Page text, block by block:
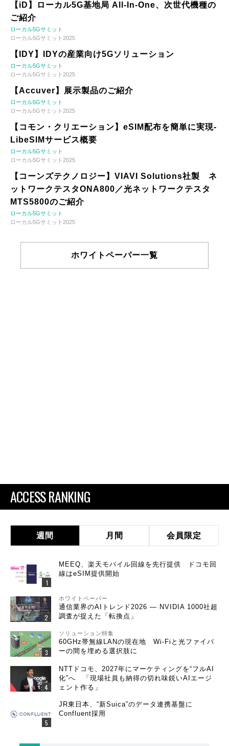
【iD】ローカル5G基地局 All-In-One、次世代機種の
ご紹介
ローカル5Gサミット
ローカル5Gサミット2025
【IDY】IDYの産業向け5Gソリューション
ローカル5Gサミット
ローカル5Gサミット2025
【Accuver】展示製品のご紹介
ローカル5Gサミット
ローカル5Gサミット2025
【コモン・クリエーション】eSIM配布を簡単に実現-
LibeSIMサービス概要
ローカル5Gサミット
ローカル5Gサミット2025
【コーンズテクノロジー】VIAVI Solutions社製 ネ
ットワークテスタONA800／光ネットワークテスタ
MTS5800のご紹介
ローカル5Gサミット
ローカル5Gサミット2025
ホワイトペーパー一覧
ACCESS RANKING
週間 月間 会員限定
MEEQ、楽天モバイル回線を先行提供 ドコモ回
線はeSIM提供開始
ホワイトペーパー
通信業界のAIトレンド2026 ― NVIDIA 1000社超
調査が捉えた「転換点」
ソリューション特集
60GHz帯無線LANの現在地 Wi-Fiと光ファイバ
ーの間を埋める選択肢に
NTTドコモ、2027年にマーケティングを“フルAI
化”へ 「現場社員も納得の切れ味鋭いAIエージ
ェント作る」
JR東日本、“新Suica”のデータ連携基盤に
Confluent採用